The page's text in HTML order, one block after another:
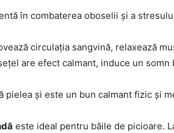
în combaterea oboselii și a
circulația sangvină, relaxează
are efect calmant, induce un somn
pielea și este un bun calmant fizic și
este ideal pentru băile de picioare.